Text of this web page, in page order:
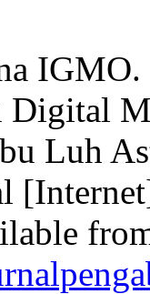
Digital
Luh